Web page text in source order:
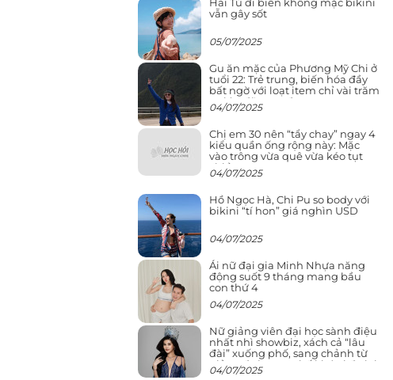
vẫn gây sốt
05/07/2025
Gu ăn mặc của Phương Mỹ Chi ở
tuổi 22: Trẻ trung, biến hóa đầy
bất ngờ với loạt item chỉ vài trăm
nghìn đã mua được
04/07/2025
Chị em 30 nên “tẩy chay” ngay 4
kiểu quần ống rộng này: Mặc
vào trông vừa quê vừa kéo tụt
chiều cao
04/07/2025
Hồ Ngọc Hà, Chi Pu so body với
bikini “tí hon” giá nghìn USD
04/07/2025
Ái nữ đại gia Minh Nhựa năng
động suốt 9 tháng mang bầu
con thứ 4
04/07/2025
Nữ giảng viên đại học sành điệu
nhất nhì showbiz, xách cả “lâu
đài” xuống phố, sang chảnh từ
giảng đường ra phố khó ai đọ lại
04/07/2025